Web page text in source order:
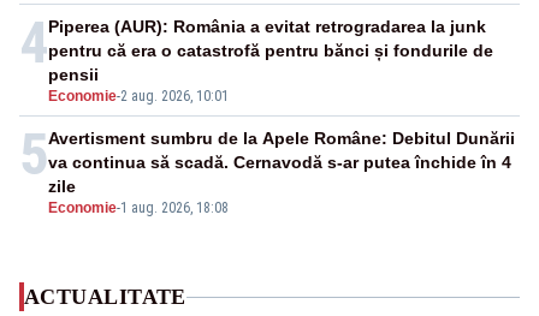
4
Economie-2 aug. 2026, 10:01
Piperea (AUR): România a evitat retrogradarea la junk
pentru că era o catastrofă pentru bănci și fondurile de
pensii
5
Economie-1 aug. 2026, 18:08
Avertisment sumbru de la Apele Române: Debitul Dunării
va continua să scadă. Cernavodă s-ar putea închide în 4
zile
ACTUALITATE